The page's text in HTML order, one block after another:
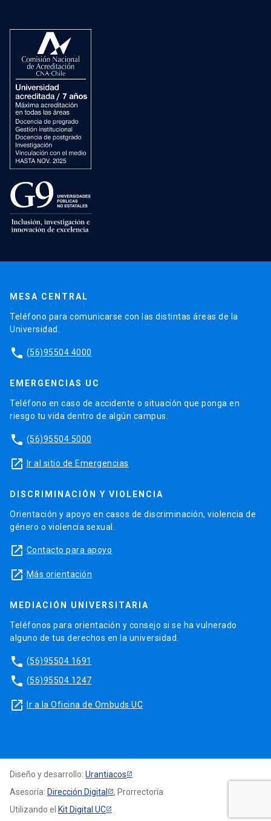
MESA CENTRAL
Teléfono para comunicarse con las distintas áreas de la
Universidad.
phone (56)95504 4000
EMERGENCIAS UC
Teléfono en caso de accidente o situación que ponga en
riesgo tu vida dentro de algún campus.
phone (56)95504 5000
launch Ir al sitio de Emergencias
DISCRIMINACIÓN Y VIOLENCIA
Orientación y apoyo en casos de discriminación, violencia de
género o violencia sexual.
launch Contacto para apoyo
launch Más orientación
MEDIACIÓN UNIVERSITARIA
Teléfonos para orientación y consejo si se ha vulnerado
alguno de tus derechos en la universidad.
phone (56)95504 1691
phone (56)95504 1247
launch Ir a la Oficina de Ombuds UC
Diseño y desarrollo: Urantiacos
Asesoría: Dirección Digital
, Prorrectoría
Utilizando el Kit Digital UC